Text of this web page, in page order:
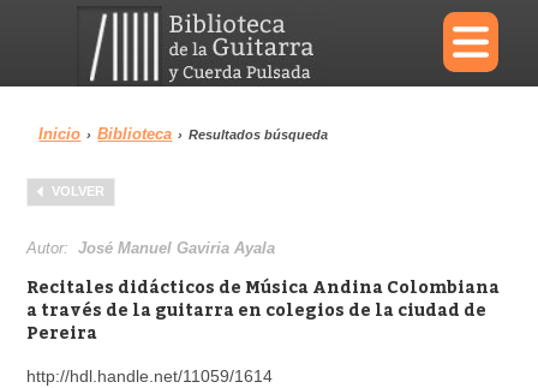
×
Menu
Biblioteca
Área personal
Inicio › Biblioteca › Resultados búsqueda
VOLVER
Autor:José Manuel Gaviria Ayala
Recitales didácticos de Música Andina Colombiana
a través de la guitarra en colegios de la ciudad de
Pereira
http://hdl.handle.net/11059/1614